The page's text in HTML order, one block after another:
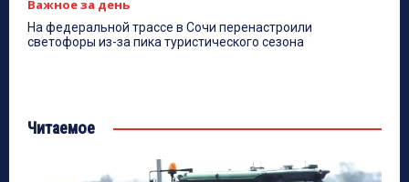
Важное за день
На федеральной трассе в Сочи перенастроили
светофоры из-за пика туристического сезона
Читаемое